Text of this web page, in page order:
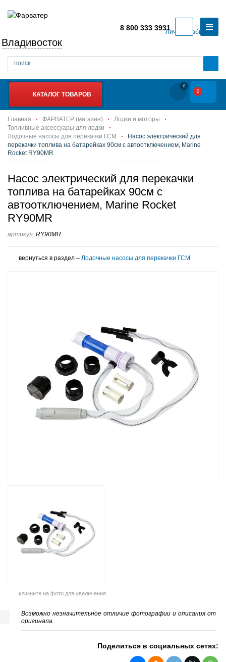
Личный кабинет
Владивосток
8 800 333 3931
КАТАЛОГ ТОВАРОВ
0
0
Главная ФАРВАТЕР (магазин)
Лодки и моторы
Топливные аксессуары для лодки
Лодочные насосы для перекачки ГСМ
Насос электрический для
перекачки топлива на батарейках 90см с автоотключением, Marine
Rocket RY90MR
Насос электрический для перекачки
топлива на батарейках 90см с
автоотключением, Marine Rocket
RY90MR
артикул: RY90MR
вернуться в раздел – Лодочные насосы для перекачки ГСМ
кликните на фото для увеличения
Возможно незначительное отличие фотографии и описания от
оригинала.
Поделиться в социальных сетях: